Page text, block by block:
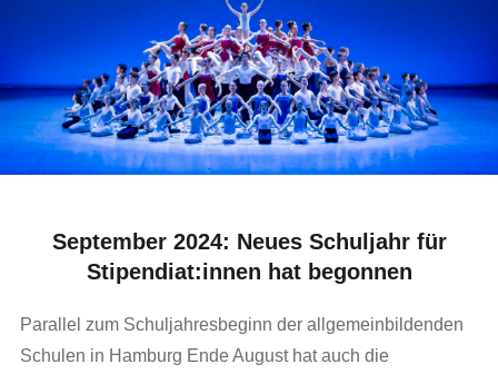
September 2024: Neues Schuljahr für
Stipendiat:innen hat begonnen
Parallel zum Schuljahresbeginn der allgemeinbildenden
Schulen in Hamburg Ende August hat auch die